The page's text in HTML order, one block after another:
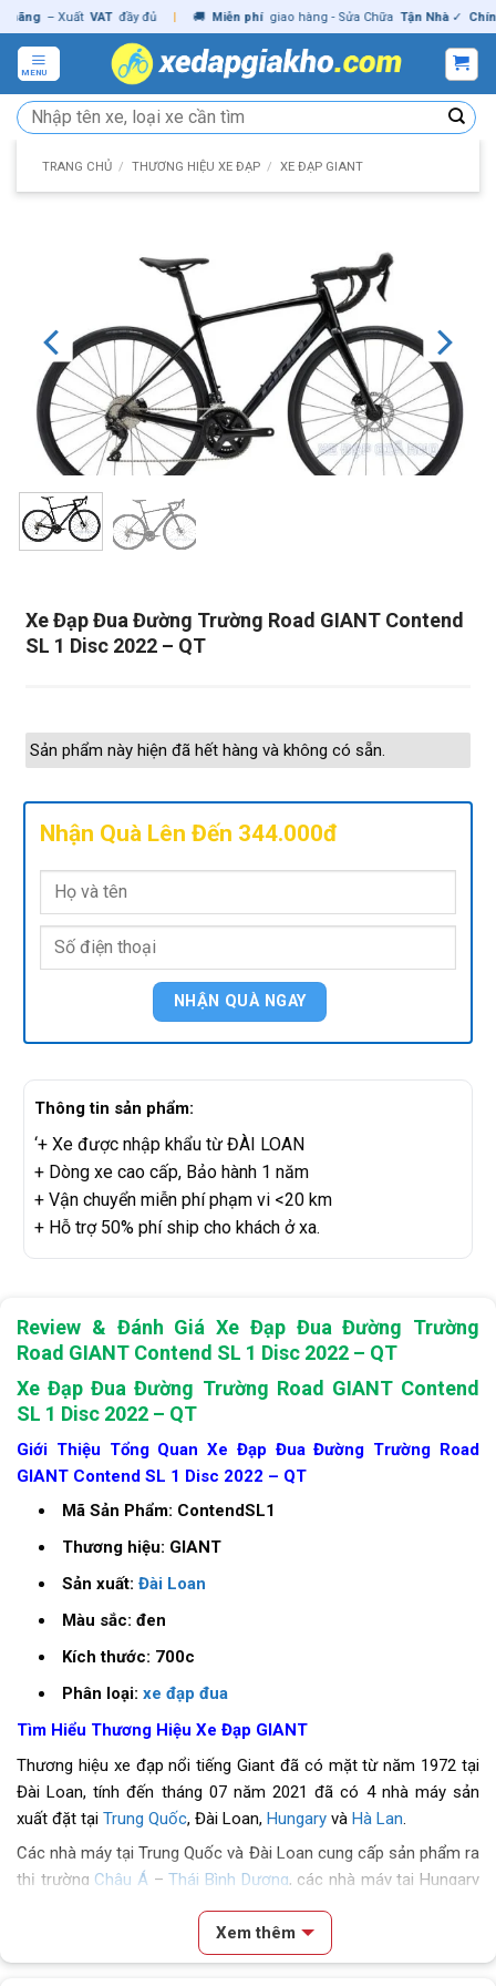
Skip
to
content
– Xuất VAT đầy đủ | 🚚 Miễn phí giao hàng - Sửa Chữa Tận Nhà ✓ Chính
MENU
Tìm
kiếm:
TRANG CHỦ / THƯƠNG HIỆU XE ĐẠP / XE ĐẠP GIANT
Xe Đạp Đua Đường Trường Road GIANT Contend
SL 1 Disc 2022 – QT
Sản phẩm này hiện đã hết hàng và không có sẵn.
Nhận Quà Lên Đến 344.000đ
Thông tin sản phẩm:
‘+ Xe được nhập khẩu từ ĐÀI LOAN
+ Dòng xe cao cấp, Bảo hành 1 năm
+ Vận chuyển miễn phí phạm vi <20 km
+ Hỗ trợ 50% phí ship cho khách ở xa.
Review & Đánh Giá Xe Đạp Đua Đường Trường
Road GIANT Contend SL 1 Disc 2022 – QT
Xe Đạp Đua Đường Trường Road GIANT Contend
SL 1 Disc 2022 – QT
Giới Thiệu Tổng Quan Xe Đạp Đua Đường Trường Road
GIANT Contend SL 1 Disc 2022 – QT
Mã Sản Phẩm: ContendSL1
Thương hiệu: GIANT
Sản xuất: Đài Loan
Màu sắc: đen
Kích thước: 700c
Phân loại: xe đạp đua
Tìm Hiểu Thương Hiệu Xe Đạp GIANT
Thương hiệu xe đạp nổi tiếng Giant đã có mặt từ năm 1972 tại
Đài Loan, tính đến tháng 07 năm 2021 đã có 4 nhà máy sản
xuất đặt tại Trung Quốc, Đài Loan, Hungary và Hà Lan.
Các nhà máy tại Trung Quốc và Đài Loan cung cấp sản phẩm ra
thị trường Châu Á –Thái Bình Dương, các nhà máy tại Hungary
và Hà Lan cung cấp sản phẩm cho thị trường
Tại thị phầnViệt Nam, nhà Giant luôn cung cấp đủ các dòng xe
Xem thêm